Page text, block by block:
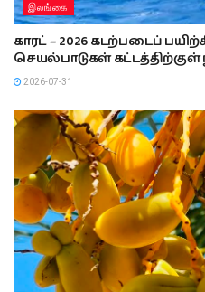
இலங்கை
காரட் – 2026 கடற்படைப்
செயல்பாடுகள் கட்டத்திற்குள்
2026-07-31